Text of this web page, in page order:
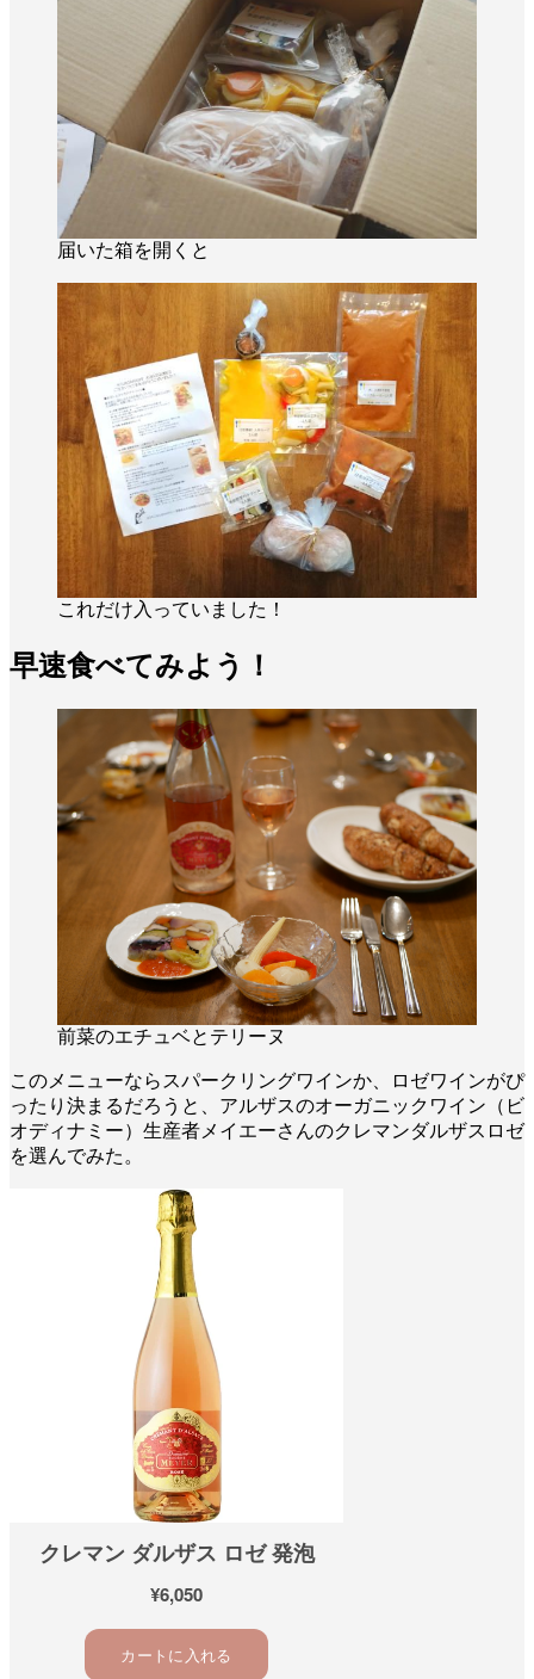
届いた箱を開くと
これだけ入っていました！
早速食べてみよう！
前菜のエチュベとテリーヌ
このメニューならスパークリングワインか、ロゼワインがぴ
ったり決まるだろうと、アルザスのオーガニックワイン（ビ
オディナミー）生産者メイエーさんのクレマンダルザスロゼ
を選んでみた。